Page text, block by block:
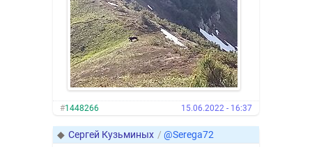
#1448266 15.06.2022 - 16:37
◆ Сергей Кузьминых / @Serega72